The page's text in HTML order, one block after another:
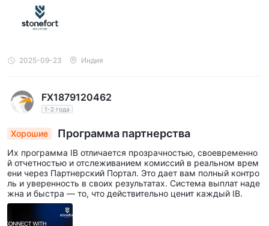
в индустрии форекс. Я настоятельно рекомендую Stonefort S
ecurities и особенно Хассана Абдуллу всем, кто ищет надежн
ого форекс-брокера.
2025-09-23 Индия
FX1879120462
1-2 года
Хорошие Программа партнерства
Их программа IB отличается прозрачностью, своевременно
й отчетностью и отслеживанием комиссий в реальном врем
ени через Партнерский Портал. Это дает вам полный контро
ль и уверенность в своих результатах. Система выплат наде
жна и быстра — то, что действительно ценит каждый IB.